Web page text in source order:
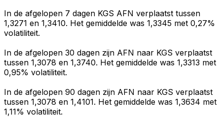
In de afgelopen 7 dagen KGS AFN verplaatst tussen
1,3271 en 1,3410. Het gemiddelde was 1,3345 met 0,27%
volatiliteit.
In de afgelopen 30 dagen zijn AFN naar KGS verplaatst
tussen 1,3078 en 1,3740. Het gemiddelde was 1,3313 met
0,95% volatiliteit.
In de afgelopen 90 dagen zijn AFN naar KGS verplaatst
tussen 1,3078 en 1,4101. Het gemiddelde was 1,3634 met
1,11% volatiliteit.